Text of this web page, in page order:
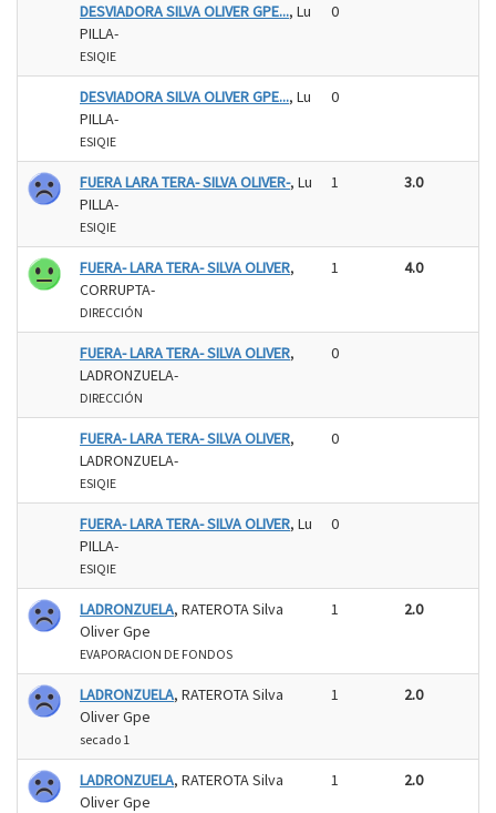
DESVIADORA SILVA OLIVER GPE..., Lu
PILLA-
ESIQIE
0
DESVIADORA SILVA OLIVER GPE..., Lu
PILLA-
ESIQIE
0
FUERA LARA TERA- SILVA OLIVER-, Lu
PILLA-
ESIQIE
1 3.0
FUERA- LARA TERA- SILVA OLIVER,
CORRUPTA-
DIRECCIÓN
1 4.0
FUERA- LARA TERA- SILVA OLIVER,
LADRONZUELA-
DIRECCIÓN
0
FUERA- LARA TERA- SILVA OLIVER,
LADRONZUELA-
ESIQIE
0
FUERA- LARA TERA- SILVA OLIVER, Lu
PILLA-
ESIQIE
0
LADRONZUELA, RATEROTA Silva
Oliver Gpe
EVAPORACION DE FONDOS
1 2.0
LADRONZUELA, RATEROTA Silva
Oliver Gpe
secado 1
1 2.0
LADRONZUELA, RATEROTA Silva
Oliver Gpe
1 2.0